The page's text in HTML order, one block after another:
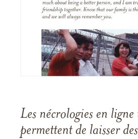
Les nécrologies en ligne
permettent de laisser